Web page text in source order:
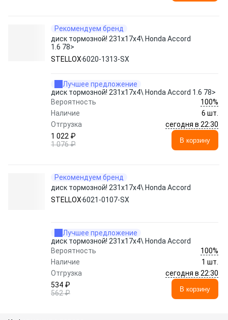
Рекомендуем бренд
диск тормозной! 231x17х4\ Honda Accord
1.6 78>
STELLOX6020-1313-SX
Лучшее предложение
диск тормозной! 231x17х4\ Honda Accord 1.6 78>
Вероятность
100%
Наличие
6 шт.
Отгрузка
сегодня в 22:30
1 022 ₽
1 076 ₽
В корзину
Рекомендуем бренд
диск тормозной! 231x17х4\ Honda Accord
STELLOX6021-0107-SX
Лучшее предложение
диск тормозной! 231x17х4\ Honda Accord
Вероятность
100%
Наличие
1 шт.
Отгрузка
сегодня в 22:30
534 ₽
562 ₽
В корзину